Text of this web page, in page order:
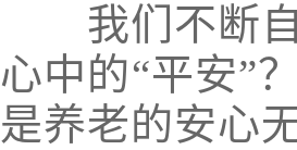
我们不断
心中的“平安”？
是养老的安心